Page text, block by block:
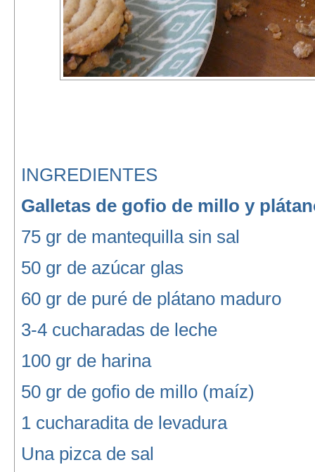
INGREDIENTES
Galletas de gofio de millo y
75 gr de mantequilla sin sal
50 gr de azúcar glas
60 gr de puré de plátano maduro
3-4 cucharadas de leche
100 gr de harina
50 gr de gofio de millo (maíz)
1 cucharadita de levadura
Una pizca de sal